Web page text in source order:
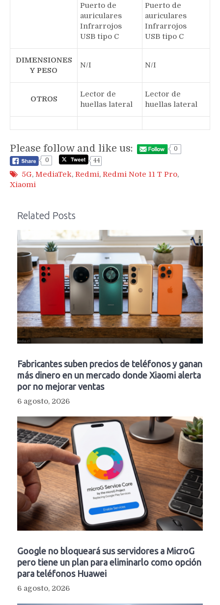
Puerto de
auriculares
Infrarrojos
USB tipo C
Puerto de
auriculares
Infrarrojos
USB tipo C
DIMENSIONES
Y PESO
N/I N/I
OTROS
Lector de
huellas lateral
Lector de
huellas lateral
Please follow and like us:
0
0
44
5G, MediaTek, Redmi, Redmi Note 11 T Pro,
Xiaomi
Related Posts
Fabricantes suben precios de teléfonos y ganan
más dinero en un mercado donde Xiaomi alerta
por no mejorar ventas
6 agosto, 2026
Google no bloqueará sus servidores a MicroG
pero tiene un plan para eliminarlo como opción
para teléfonos Huawei
6 agosto, 2026